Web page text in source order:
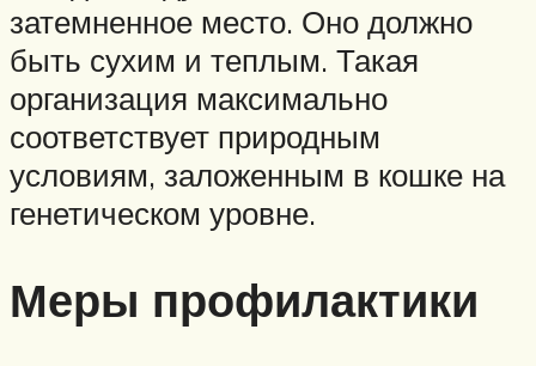
затемненное место. Оно должно
быть сухим и теплым. Такая
организация максимально
соответствует природным
условиям, заложенным в кошке на
генетическом уровне.
Меры профилактики